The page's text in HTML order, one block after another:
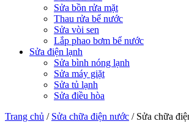
Sửa bồn rửa mặt
Thau rửa bể nước
Sửa vòi sen
Lắp phao bơm bể nước
Sửa điện lạnh
Sửa bình nóng lạnh
Sửa máy giặt
Sửa tủ lạnh
Sửa điều hòa
Trang chủ / Sửa chữa điện nước / Sửa chữa